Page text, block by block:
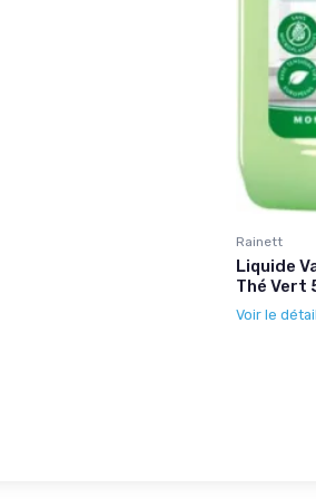
Rainett
Liquide
Thé Vert
Voir le détail